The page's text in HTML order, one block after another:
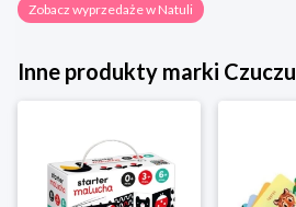
Zobacz wyprzedaże w Natuli
Inne produkty marki Czuczu